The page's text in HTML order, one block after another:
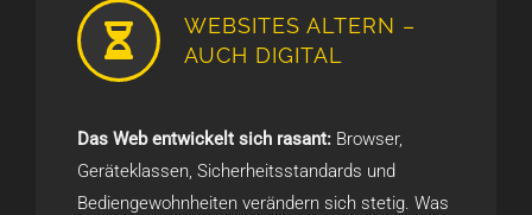
WEBSITES ALTERN –
AUCH DIGITAL
Das Web entwickelt sich rasant: Browser,
Geräteklassen, Sicherheitsstandards und
Bediengewohnheiten verändern sich stetig. Was